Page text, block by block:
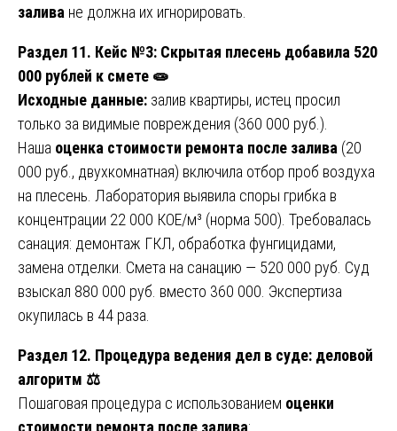
залива не должна их игнорировать.
Раздел 11. Кейс №3: Скрытая плесень добавила 520
000 рублей к смете 🧫
Исходные данные: залив квартиры, истец просил
только за видимые повреждения (360 000 руб.).
Наша оценка стоимости ремонта после залива (20
000 руб., двухкомнатная) включила отбор проб воздуха
на плесень. Лаборатория выявила споры грибка в
концентрации 22 000 КОЕ/м³ (норма 500). Требовалась
санация: демонтаж ГКЛ, обработка фунгицидами,
замена отделки. Смета на санацию — 520 000 руб. Суд
взыскал 880 000 руб. вместо 360 000. Экспертиза
окупилась в 44 раза.
Раздел 12. Процедура ведения дел в суде: деловой
алгоритм ⚖️
Пошаговая процедура с использованием оценки
стоимости ремонта после залива: